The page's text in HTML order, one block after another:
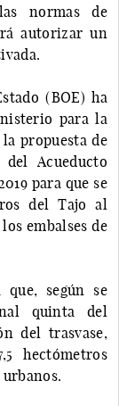
normas de
autorizar un
(BOE) ha
para la
propuesta de
Acueducto
para que se
del Tajo al
embalses de
según se
quinta del
del trasvase,
hectómetros